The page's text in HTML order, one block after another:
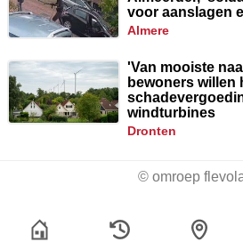
voor aanslagen
almere
'Van mooiste
bewoners willen
windturbines
dronten
© omroep